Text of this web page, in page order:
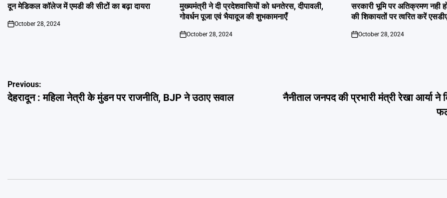
IN
दून मेडिकल कॉलेज में एमडी की सीटों का बढ़ा दायरा
on
October 28, 2024
IN
मुख्यमंत्री ने दी प्रदेशवासियों को धनतेरस, दीपावली,
गोवर्धन पूजा एवं भैयादूज की शुभकामनाएँ
on
October 28, 2024
IN
सरकारी भूमि पर अतिक्रमण नही
की शिकायतों पर त्वरित करें
on
October 28, 2024
Post
navigation
Previous:
देहरादून : महिला नेत्री के मुंडन पर राजनीति, BJP ने उठाए सवाल
नैनीताल जनपद की प्रभारी मंत्री रेखा आर्या